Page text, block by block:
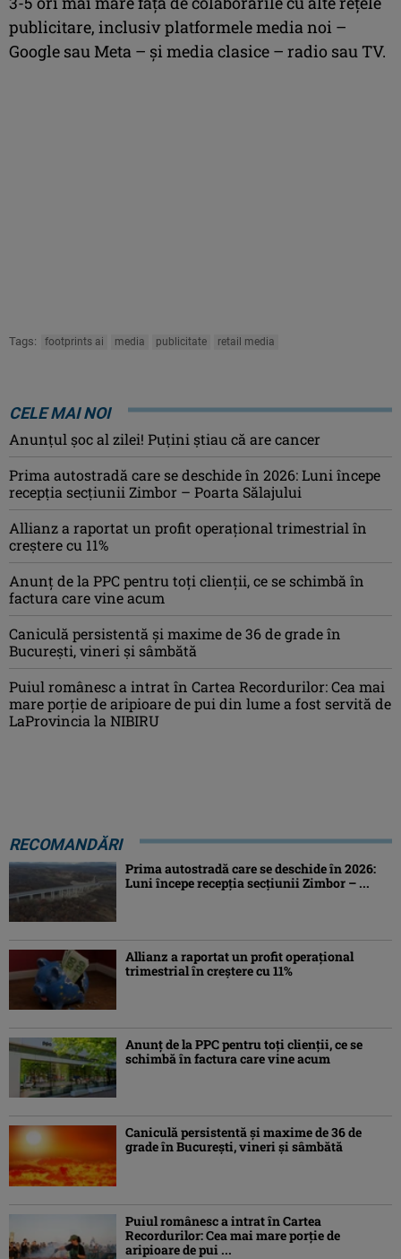
publicitare, inclusiv platformele media noi –
Google sau Meta – şi media clasice – radio sau TV.
Tags: footprints ai media publicitate retail media
CELE MAI NOI
Anunţul şoc al zilei! Puţini ştiau că are cancer
Prima autostradă care se deschide în 2026: Luni începe
recepția secțiunii Zimbor – Poarta Sălajului
Allianz a raportat un profit operaţional trimestrial în
creștere cu 11%
Anunț de la PPC pentru toți clienții, ce se schimbă în
factura care vine acum
Caniculă persistentă şi maxime de 36 de grade în
Bucureşti, vineri şi sâmbătă
Puiul românesc a intrat în Cartea Recordurilor: Cea mai
mare porție de aripioare de pui din lume a fost servită de
LaProvincia la NIBIRU
RECOMANDĂRI
Prima autostradă care se deschide în 2026:
Luni începe recepția secțiunii Zimbor – ...
Allianz a raportat un profit operaţional
trimestrial în creștere cu 11%
Anunț de la PPC pentru toți clienții, ce se
schimbă în factura care vine acum
Caniculă persistentă şi maxime de 36 de
grade în Bucureşti, vineri şi sâmbătă
Puiul românesc a intrat în Cartea
Recordurilor: Cea mai mare porție de
aripioare de pui ...